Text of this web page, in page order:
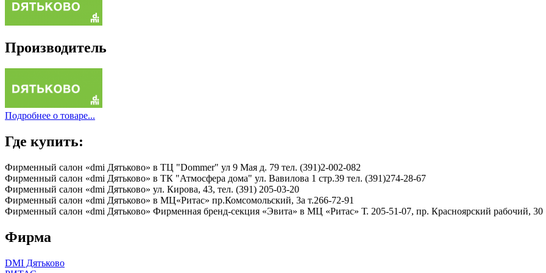
Производитель
Подробнее о товаре...
Где купить:
Фирменный салон «dmi Дятьково» в ТЦ "Dommer" ул 9 Мая д. 79 тел. (391)2-002-082
Фирменный салон «dmi Дятьково» в ТК "Атмосфера дома" ул. Вавилова 1 стр.39 тел. (391)274-28-67
Фирменный салон «dmi Дятьково» ул. Кирова, 43, тел. (391) 205-03-20
Фирменный салон «dmi Дятьково» в МЦ«Ритас» пр.Комсомольский, 3а т.266-72-91
Фирменный салон «dmi Дятьково» Фирменная бренд-секция «Эвита» в МЦ «Ритас» Т. 205-51-07, пр. Красноярский рабочий, 30
Фирма
DMI Дятьково